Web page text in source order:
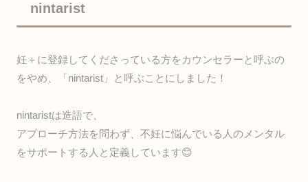
nintarist
妊＋に登録してくださっている方をカウンセラーと呼ぶの
をやめ、「nintarist」と呼ぶことにしました！
nintaristは造語で、
アプローチ方法を問わず、不妊に悩んでいる人のメンタル
をサポートする人と定義しています😊